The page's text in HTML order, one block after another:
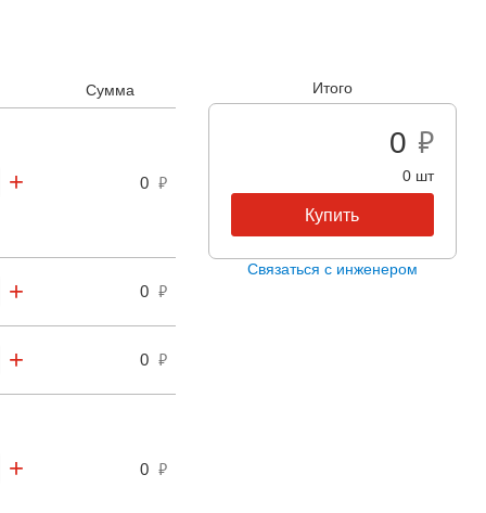
Сумма
+ 0
+ 0
+ 0
+ 0
Итого
0
0 шт